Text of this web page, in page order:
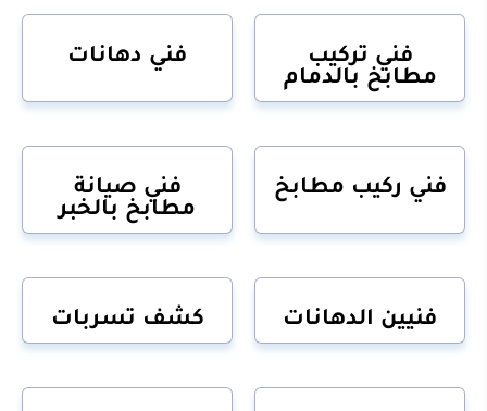
فني تركيب
مطابخ بالدمام
فني دهانات
فني ركيب مطابخ
فني صيانة
مطابخ بالخبر
فنيين الدهانات كشف تسربات